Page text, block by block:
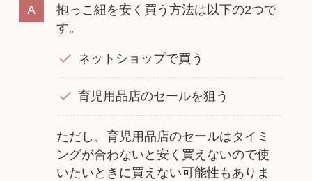
抱っこ紐を安く買う方法は以下の2つで
す。
ネットショップで買う
育児用品店のセールを狙う
ただし、育児用品店のセールはタイミ
ングが合わないと安く買えないので使
いたいときに買えない可能性もありま